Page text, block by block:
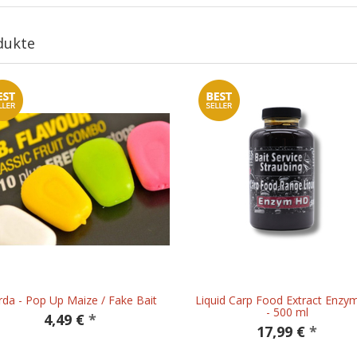
- Pop Up Maize / Fake Bait
4,49 € *
Liquid Carp Food Extract
- 500 ml
17,99 € *